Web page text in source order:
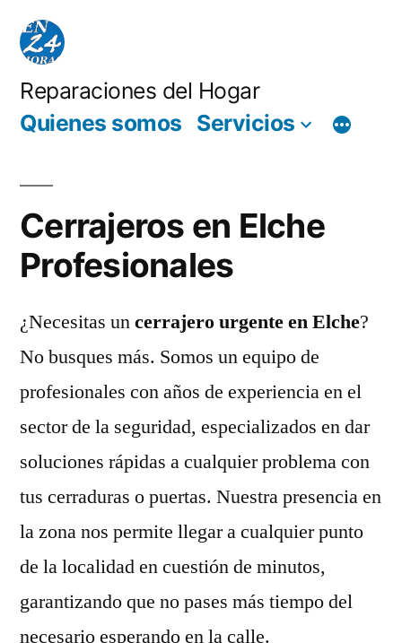
Saltar
contenido
Reparaciones del Hogar
Quienes somos Servicios
Cerrajeros en Elche
Profesionales
¿Necesitas uncerrajero urgente en Elche?
No busques más. Somos un equipo de
profesionales con años de experiencia en el
sector de la seguridad, especializados en dar
soluciones rápidas a cualquier problema con
tus cerraduras o puertas. Nuestra presencia en
la zona nos permite llegar a cualquier punto
de la localidad en cuestión de minutos,
garantizando que no pases más tiempo del
necesario esperando en la calle.